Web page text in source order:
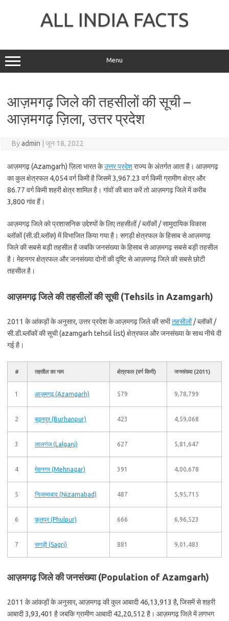
ALL INDIA FACTS
Menu
आज़मगढ़ जिले की तहसीलों की सूची –
आज़मगढ़ ज़िला, उत्तर प्रदेश
Byadmin जून 18, 2022
आज़मगढ़ (Azamgarh) ज़िला भारत केउत्तर प्रदेशराज्य के अंतर्गत आता है। आज़मगढ़
का कुल क्षेत्रफल 4,054 वर्ग किमी है जिसमें 3,967.23 वर्ग किमी ग्रामीण क्षेत्र और
86.77 वर्ग किमी शहरी क्षेत्र शामिल है। गांवों की बात करें तो आज़मगढ़ जिले में करीब
3,800 गांव हैं।
आज़मगढ़ जिले को प्रशासनिक उद्देश्यों के लिए तहसीलों / ब्लॉकों / सामुदायिक विकास
ब्लॉकों (सी.डी.ब्लॉक) में विभाजित किया गया है। सगड़ी क्षेत्रफल के हिसाब से आज़मगढ़
जिले की सबसे बड़ी तहसील है जबकि जनसंख्या के हिसाब से आज़मगढ़ सबसे बड़ी तहसील
है। मेहनगर क्षेत्रफल और जनसंख्या दोनों की दृष्टि से आज़मगढ़ जिले की सबसे छोटी
तहसील है।
आज़मगढ़ जिले की तहसीलों की सूची (Tehsils in Azamgarh)
2011 के आंकड़ों के अनुसार, उत्तर प्रदेश के आज़मगढ़ जिले की सभीतहसीलों/ ब्लॉकों /
सी.डी.ब्लॉकों की सूची (azamgarh tehsil list) क्षेत्रफल और जनसंख्या के साथ नीचे दी
गई है।
# तहसील का नाम क्षेत्रफल (वर्ग किमी) जनसंख्या (2011)
1 आज़मगढ़ (Azamgarh) 579 9,78,799
2 बुढ़नपुर (Burhanpur) 423 4,59,068
3 लालगंज (Lalganj) 627 5,81,647
4 मेहनगर (Mehnagar) 391 4,00,678
5 निजामाबाद (Nizamabad) 487 5,95,715
6 फूलपुर (Phulpur) 666 6,96,523
7 सगड़ी (Sagri) 881 9,01,483
आज़मगढ़ जिले की जनसंख्या (Population of Azamgarh)
2011 के आंकड़ों के अनुसार, आज़मगढ़ की कुल आबादी 46,13,913 है, जिसमें से शहरी
आबादी 3,93,401 है जबकि ग्रामीण आबादी 42,20,512 है। आज़मगढ़ जिले में लगभग